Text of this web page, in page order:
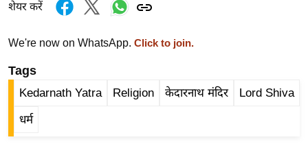
फि
स
मी
शेयर करें
We're now on WhatsApp. Click to join.
Tags
Kedarnath Yatra Religion केदारनाथ मंदिर Lord Shiva
धर्म